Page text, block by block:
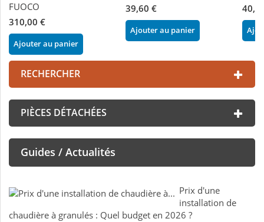
FUOCO
310,00 €
Ajouter au panier
39,60 €
Ajouter au panier
RECHERCHER
PIÈCES DÉTACHÉES
Guides / Actualités
Prix d'une
installation de
chaudière à granulés : Quel budget en 2026 ?